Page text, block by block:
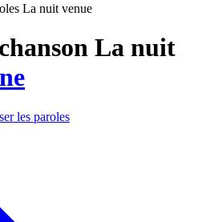
La nuit venue
La nuit
les paroles